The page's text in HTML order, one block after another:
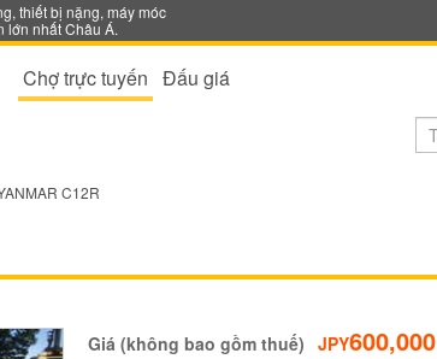
thiết bị nặng, máy móc
lớn nhất Châu Á.
Chợ trực tuyến Đấu giá
C12R
Giá (không bao gồm thuế) JPY600,000